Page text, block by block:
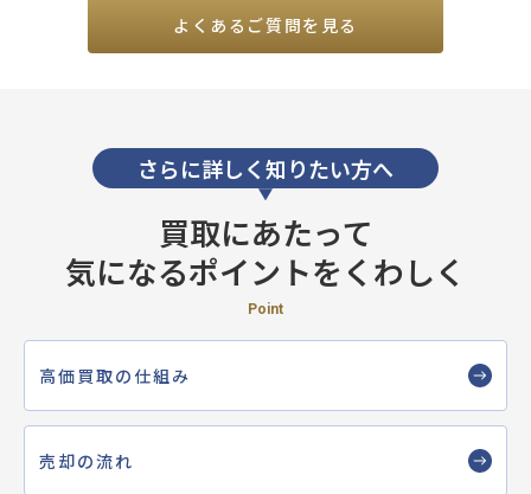
よくあるご質問を見る
さらに詳しく知りたい方へ
買取にあたって
気になるポイントをくわしく
Point
高価買取の仕組み
売却の流れ